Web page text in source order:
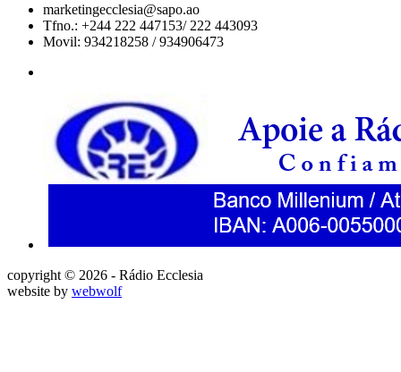
marketingecclesia@sapo.ao
Tfno.: +244 222 447153/ 222 443093
Movil: 934218258 / 934906473
copyright © 2026 - Rádio Ecclesia
website by webwolf